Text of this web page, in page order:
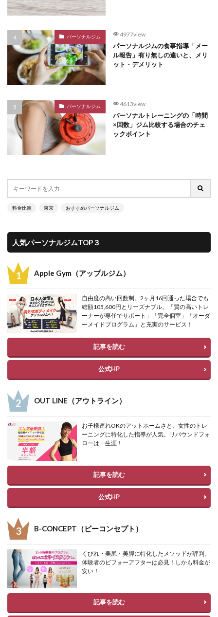
パーソナルジム 4977view
パーソナルジムの食事指導「メー
ル報告」有り無しの違いと、メリ
ット・デメリット
パーソナルジム 4613view
パーソナルトレーニングの「時間
×回数」ジム比較する場合のチェ
ックポイント
料金比較 東京 おすすめパーソナルジム
人気パーソナルジムTOP３
Apple Gym（アップルジム）
自由度の高い回数制。2ヶ月16回通った場合でも
総額105,600円とリーズナブル。「質の高いトレ
ーナーが専任でサポート」「完全個室」「オーダ
ーメイドプログラム」と充実のサービス！
記事を読む
公式HP
OUT LINE（アウトライン）
お子様連れOKのアットホームさと、女性のトレ
ーニングに特化した指導が人気。リバウンドフォ
ローは一生涯！
記事を読む
公式HP
B-CONCEPT（ビーコンセプト）
くびれ・美尻・美脚に特化したメソッドが評判。
体験者のビフォーアフターは必見！しかも料金が
安い！
記事を読む